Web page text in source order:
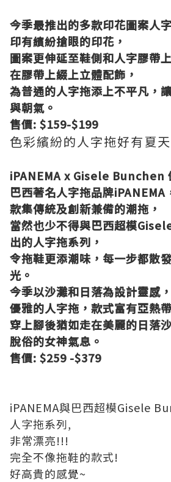
今季最推出的多款印花圖案人
印有繽紛搶眼的印花，
圖案更伸延至鞋側和人字膠帶
在膠帶上綴上立體配飾，
為普通的人字拖添上不平凡，
與朝氣。
售價: $159-$199
色彩繽紛的人字拖好有夏
iPANEMA x Gisele Bunchen
巴西著名人字拖品牌iPANEMA
款集傳統及創新兼備的潮拖，
當然也少不得與巴西超模
出的人字拖系列，
令拖鞋更添潮味，每一步都散
光。
今季以沙灘和日落為設計靈感
優雅的人字拖，款式富有亞熱
穿上腳後猶如走在美麗的日落
脫俗的女神氣息。
售價: $259 -$379
iPANEMA與巴西超模Gisele
人字拖系列,
非常漂亮!!!
完全不像拖鞋的款式!
好高貴的感覺~